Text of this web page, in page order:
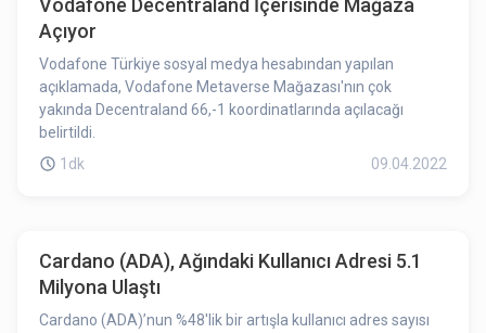
Vodafone Decentraland İçerisinde Mağaza
Açıyor
Vodafone Türkiye sosyal medya hesabından yapılan
açıklamada, Vodafone Metaverse Mağazası'nın çok
yakında Decentraland 66,-1 koordinatlarında açılacağı
belirtildi.
1dk
09.04.2022
Cardano (ADA), Ağındaki Kullanıcı Adresi 5.1
Milyona Ulaştı
Cardano (ADA)’nun %48'lik bir artışla kullanıcı adres sayısı